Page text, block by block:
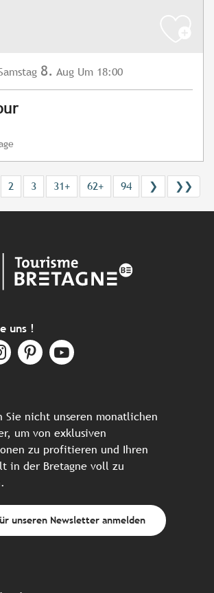
8. Aug Um 18:00
2 3 31+ 62+ 94 ❯ ❯❯
uns !
Sie nicht unseren monatlichen
um von exklusiven
zu profitieren und Ihren
in der Bretagne voll zu
unseren Newsletter anmelden